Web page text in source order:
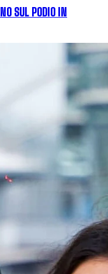
SUL PODIO IN